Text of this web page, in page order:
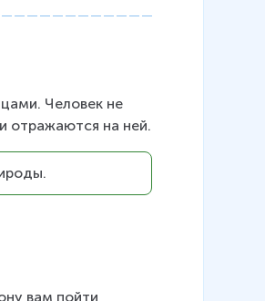
Человек не
отражаются на ней.
вам пойти,